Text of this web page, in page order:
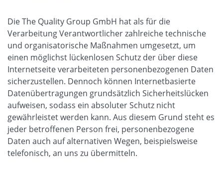
Die The Quality Group GmbH hat als für die
Verarbeitung Verantwortlicher zahlreiche technische
und organisatorische Maßnahmen umgesetzt, um
einen möglichst lückenlosen Schutz der über diese
Internetseite verarbeiteten personenbezogenen Daten
sicherzustellen. Dennoch können Internetbasierte
Datenübertragungen grundsätzlich Sicherheitslücken
aufweisen, sodass ein absoluter Schutz nicht
gewährleistet werden kann. Aus diesem Grund steht es
jeder betroffenen Person frei, personenbezogene
Daten auch auf alternativen Wegen, beispielsweise
telefonisch, an uns zu übermitteln.